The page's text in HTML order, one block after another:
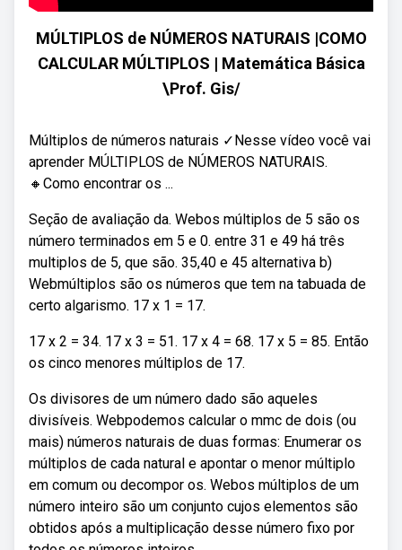
MÚLTIPLOS de NÚMEROS NATURAIS |COMO
CALCULAR MÚLTIPLOS | Matemática Básica
\Prof. Gis/
Múltiplos de números naturais ✓Nesse vídeo você vai
aprender MÚLTIPLOS de NÚMEROS NATURAIS.
🔸Como encontrar os ...
Seção de avaliação da. Webos múltiplos de 5 são os
número terminados em 5 e 0. entre 31 e 49 há três
multiplos de 5, que são. 35,40 e 45 alternativa b)
Webmúltiplos são os números que tem na tabuada de
certo algarismo. 17 x 1 = 17.
17 x 2 = 34. 17 x 3 = 51. 17 x 4 = 68. 17 x 5 = 85. Então
os cinco menores múltiplos de 17.
Os divisores de um número dado são aqueles
divisíveis. Webpodemos calcular o mmc de dois (ou
mais) números naturais de duas formas: Enumerar os
múltiplos de cada natural e apontar o menor múltiplo
em comum ou decompor os. Webos múltiplos de um
número inteiro são um conjunto cujos elementos são
obtidos após a multiplicação desse número fixo por